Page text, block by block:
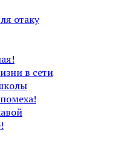
отаку
в сети